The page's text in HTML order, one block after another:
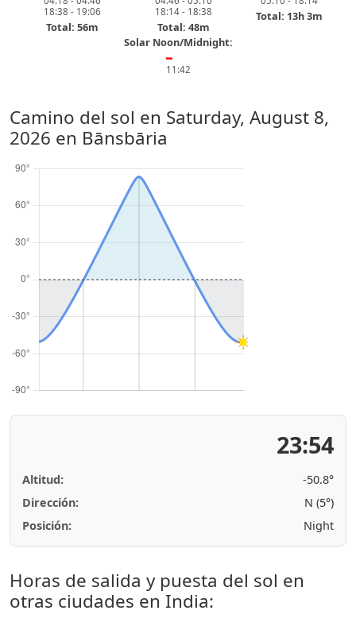
18:38 - 19:06
Total: 56m
18:14 - 18:38
Total: 48m
Total: 13h 3m
Solar Noon/Midnight:
━
11:42
Camino del sol en Saturday, August 8,
2026 en Bānsbāria
23:54
Altitud:
-50.8°
Dirección:
N (5°)
Posición:
Night
Horas de salida y puesta del sol en
otras ciudades en India: